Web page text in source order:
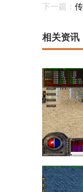
下一篇：
相关资讯